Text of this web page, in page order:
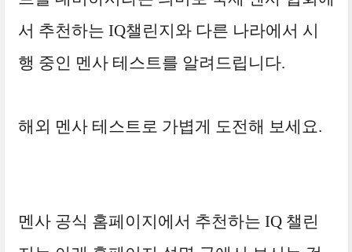
서 추천하는 IQ챌린지와 다른 나라에서 시
행 중인 멘사 테스트를 알려드립니다.
해외 멘사 테스트로 가볍게 도전해 보세요.
멘사 공식 홈페이지에서 추천하는 IQ 챌린